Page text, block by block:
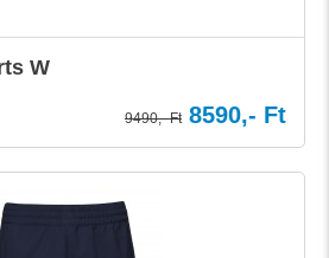
W
9490,- Ft 8590,- Ft